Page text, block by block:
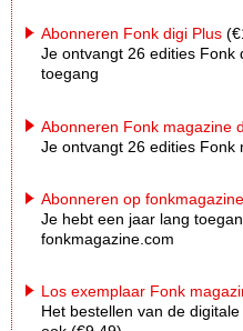
Abonneren Fonk digi Plus
Je ontvangt 26 edities Fonk
toegang
Abonneren Fonk magazine
Je ontvangt 26 edities Fonk
Abonneren op
Je hebt een jaar lang
fonkmagazine.com
Los exemplaar Fonk
Het bestellen van de